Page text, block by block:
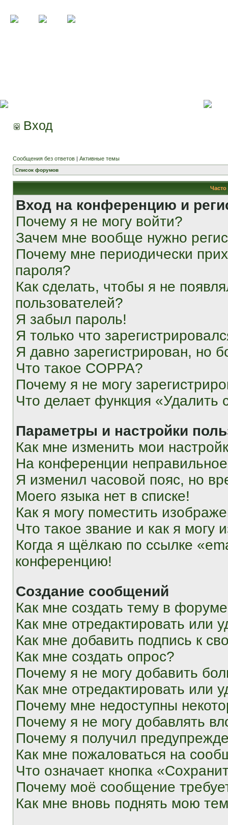
Вход
Сообщения без ответов | Активные темы
Список форумов
Вход на конференцию и
Почему я не могу войти?
Зачем мне вообще нужно
Почему мне периодически
пароля?
Как сделать, чтобы я не
пользователей?
Я забыл пароль!
Я только что
Я давно зарегистрирован, но
Что такое COPPA?
Почему я не могу
Что делает функция «Удалить
Параметры и настройки
Как мне изменить мои
На конференции
Я изменил часовой пояс, но
Моего языка нет в списке!
Как я могу поместить
Что такое звание и как я могу
Когда я щёлкаю по ссылке
конференцию!
Создание сообщений
Как мне создать тему в
Как мне отредактировать или
Как мне добавить подпись к
Как мне создать опрос?
Почему я не могу добавить
Как мне отредактировать или
Почему мне недоступны
Почему я не могу добавлять
Почему я получил
Как мне пожаловаться на
Что означает кнопка
Почему моё сообщение
Как мне вновь поднять мою